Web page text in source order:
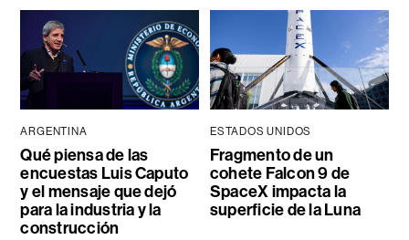
ARGENTINA
Qué piensa de las
encuestas Luis Caputo
y el mensaje que dejó
para la industria y la
construcción
ESTADOS UNIDOS
Fragmento de un
cohete Falcon 9 de
SpaceX impacta la
superficie de la Luna